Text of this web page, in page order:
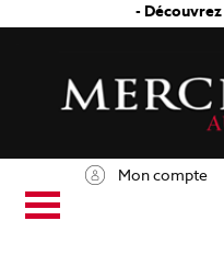
-
Mon compte